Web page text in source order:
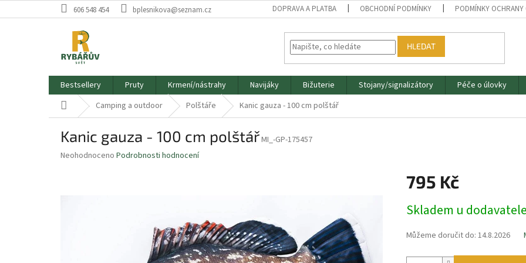
na
606 548 454 bplesnikova@seznam.cz DOPRAVA A PLATBA OBCHODNÍ PODMÍNKY PODMÍNKY OCHRANY
HLEDAT
Bestsellery Pruty Krmení/nástrahy Navijáky Bižuterie Stojany/signalizátory Péče o úlovky
Domů Camping a outdoor Polštáře Kanic gauza - 100 cm polštář
Kanic gauza - 100 cm polštářMI_-GP-175457
Průměrné
Neohodnoceno Podrobnosti hodnocení
795 Kč
cena:
Skladem u dodavatele
Můžeme doručit do: 14.8.2026